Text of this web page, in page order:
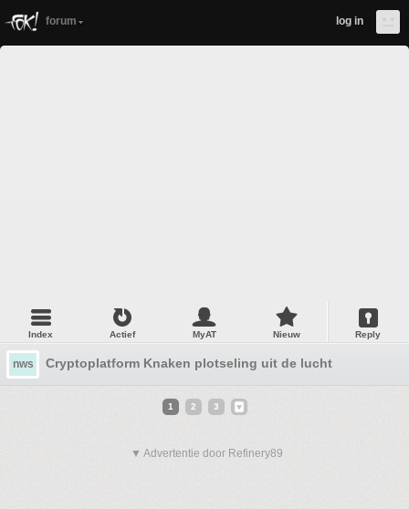
forum log in
Index Actief MyAT Nieuw Reply
nws Cryptoplatform Knaken plotseling uit de lucht
1 2 3
▼ Advertentie door Refinery89